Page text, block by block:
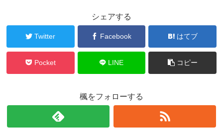
シェアする
Twitter Facebook はてブ
Pocket LINE コピー
楓をフォローする